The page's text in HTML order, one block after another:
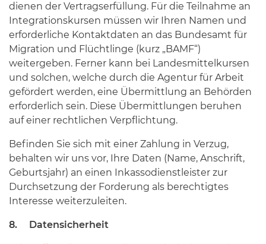
dienen der Vertragserfüllung. Für die Teilnahme an
Integrationskursen müssen wir Ihren Namen und
erforderliche Kontaktdaten an das Bundesamt für
Migration und Flüchtlinge (kurz „BAMF“)
weitergeben. Ferner kann bei Landesmittelkursen
und solchen, welche durch die Agentur für Arbeit
gefördert werden, eine Übermittlung an Behörden
erforderlich sein. Diese Übermittlungen beruhen
auf einer rechtlichen Verpflichtung.
Befinden Sie sich mit einer Zahlung in Verzug,
behalten wir uns vor, Ihre Daten (Name, Anschrift,
Geburtsjahr) an einen Inkassodienstleister zur
Durchsetzung der Forderung als berechtigtes
Interesse weiterzuleiten.
8. Datensicherheit